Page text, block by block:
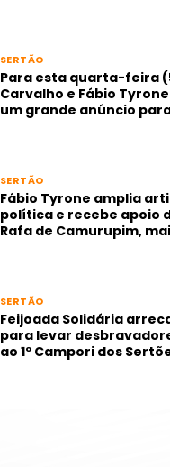
SERTÃO
Para esta quarta-feira
Carvalho e Fábio
um grande anúncio
SERTÃO
Fábio Tyrone amplia
política e recebe apoio
Rafa de Camurupim,
SERTÃO
Feijoada Solidária
para levar
ao 1º Campori dos